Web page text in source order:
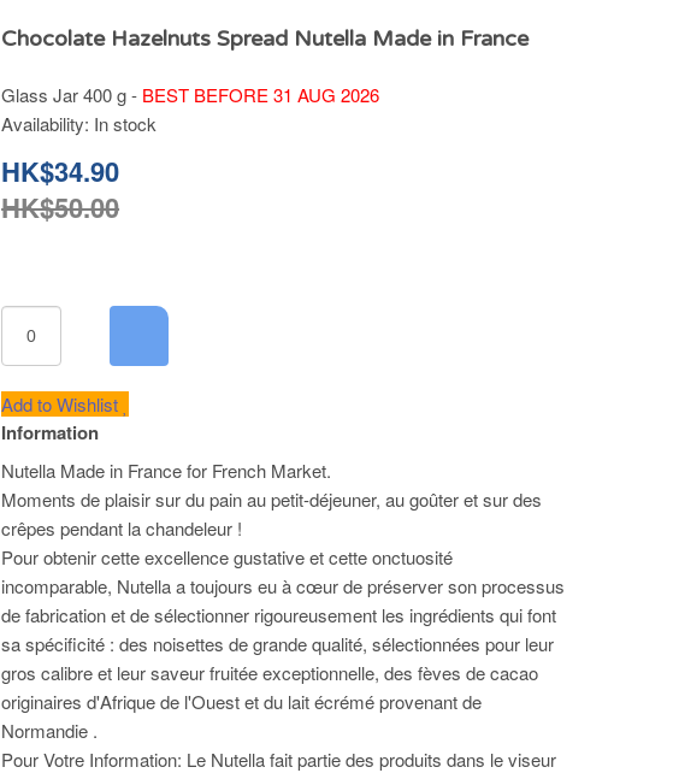
Chocolate Hazelnuts Spread Nutella Made in France
Glass Jar 400 g - BEST BEFORE 31 AUG 2026
Availability: In stock
HK$34.90
HK$50.00
Add to Wishlist
Information
Nutella Made in France for French Market.
Moments de plaisir sur du pain au petit-déjeuner, au goûter et sur des
crêpes pendant la chandeleur !
Pour obtenir cette excellence gustative et cette onctuosité
incomparable, Nutella a toujours eu à cœur de préserver son processus
de fabrication et de sélectionner rigoureusement les ingrédients qui font
sa spécificité : des noisettes de grande qualité, sélectionnées pour leur
gros calibre et leur saveur fruitée exceptionnelle, des fèves de cacao
originaires d'Afrique de l'Ouest et du lait écrémé provenant de
Normandie .
Pour Votre Information: Le Nutella fait partie des produits dans le viseur